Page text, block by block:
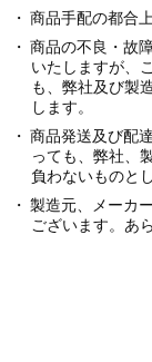
商品手配の都合
商品の不良・故
いたしますが、
も、弊社及び製
します。
商品発送及び配
っても、弊社、
負わないものと
製造元、メーカ
ございます。あ